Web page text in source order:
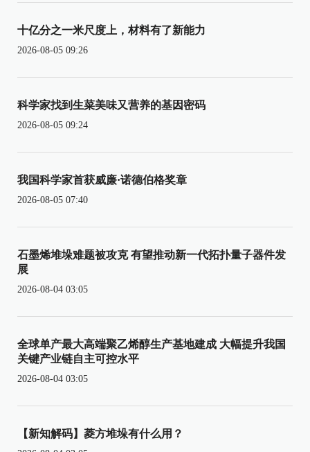
十亿分之一米尺度上，材料有了新能力
2026-08-05 09:26
科学家找到生菜美味又营养的基因密码
2026-08-05 09:24
我国科学家首获威廉·诺德伯格奖章
2026-08-05 07:40
石墨烯堆垛难题被攻克 有望推动新一代拓扑量子器件发
展
2026-08-04 03:05
全球单产最大高端聚乙烯醇生产基地建成 大幅提升我国
关键产业链自主可控水平
2026-08-04 03:05
【新知解码】菱方堆垛有什么用？